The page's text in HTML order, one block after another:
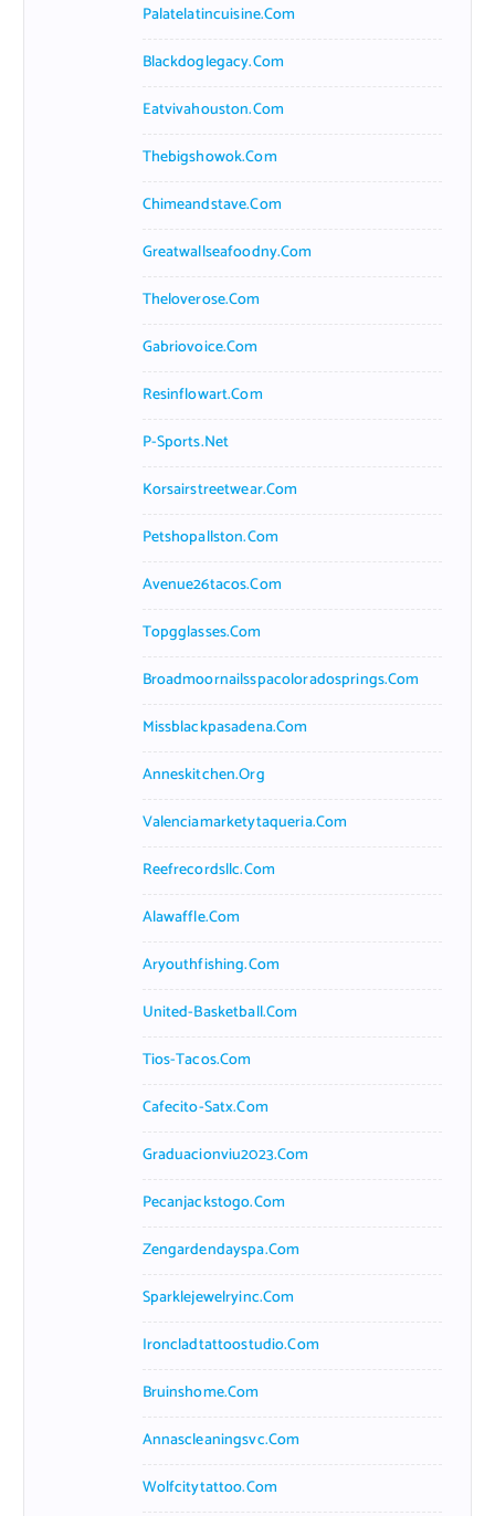
Palatelatincuisine.com
Blackdoglegacy.com
Eatvivahouston.com
Thebigshowok.com
Chimeandstave.com
Greatwallseafoodny.com
Theloverose.com
Gabriovoice.com
Resinflowart.com
P-Sports.net
Korsairstreetwear.com
Petshopallston.com
Avenue26tacos.com
Topgglasses.com
Broadmoornailsspacoloradosprings.com
Missblackpasadena.com
Anneskitchen.org
Valenciamarketytaqueria.com
Reefrecordsllc.com
Alawaffle.com
Aryouthfishing.com
United-Basketball.com
Tios-Tacos.com
Cafecito-Satx.com
Graduacionviu2023.com
Pecanjackstogo.com
Zengardendayspa.com
Sparklejewelryinc.com
Ironcladtattoostudio.com
Bruinshome.com
Annascleaningsvc.com
Wolfcitytattoo.com